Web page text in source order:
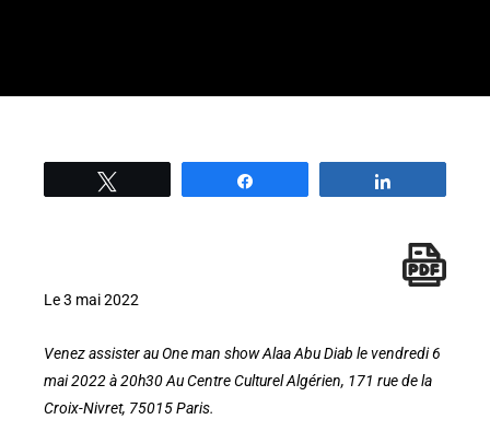
Le 3 mai 2022
Venez assister au One man show Alaa Abu Diab le vendredi 6
mai 2022 à 20h30 Au Centre Culturel Algérien, 171 rue de la
Croix-Nivret, 75015 Paris.